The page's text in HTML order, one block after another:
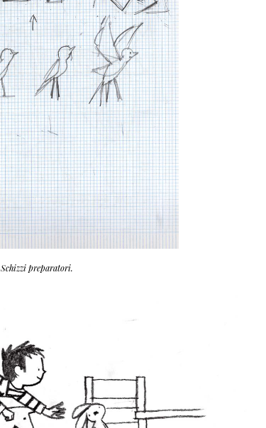
Schizzi preparatori.